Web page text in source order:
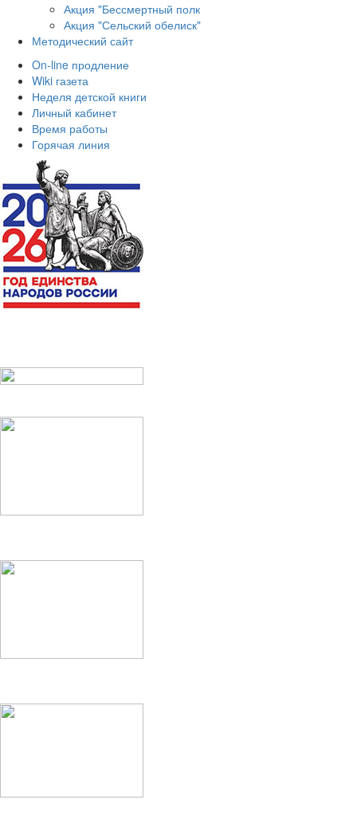
Акция "Бессмертный полк
Акция "Сельский обелиск"
Методический сайт
On-line продление
Wiki газета
Неделя детской книги
Личный кабинет
Время работы
Горячая линия